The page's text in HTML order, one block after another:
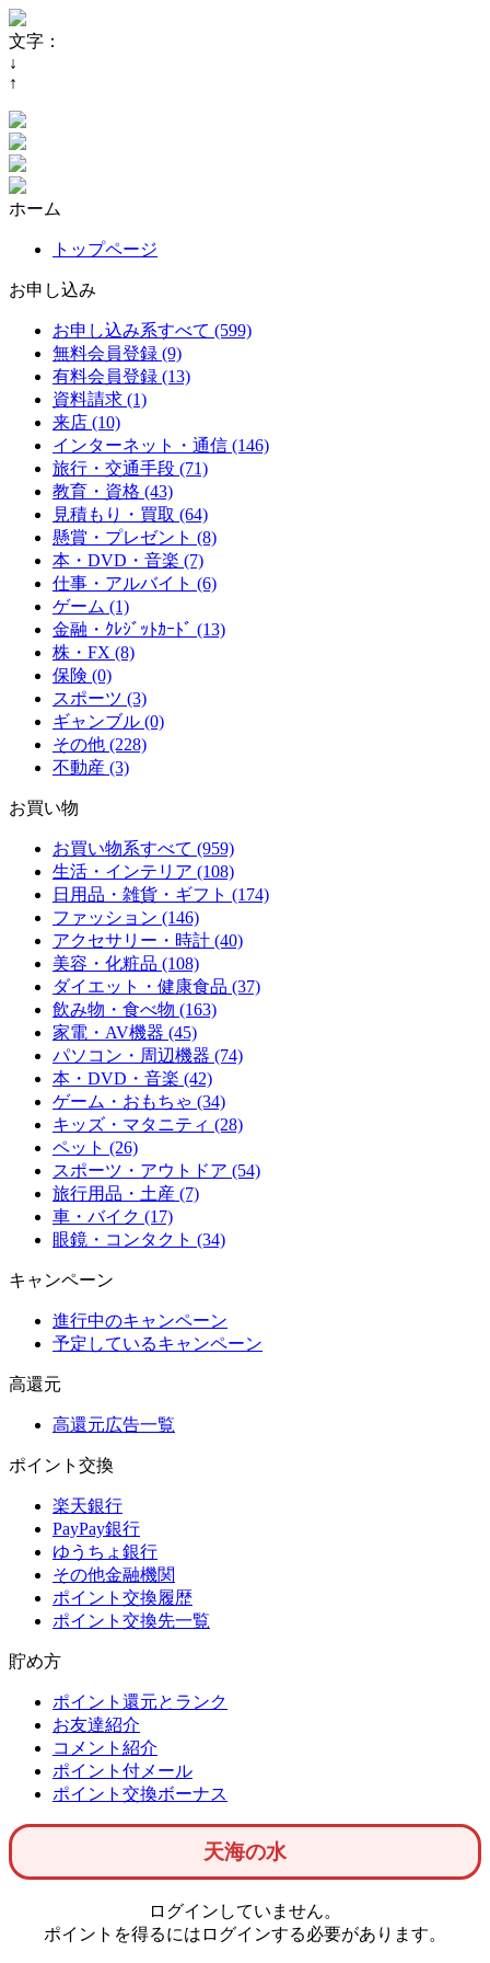
文字：
↓
↑
ホーム
トップページ
お申し込み
お申し込み系すべて (599)
無料会員登録 (9)
有料会員登録 (13)
資料請求 (1)
来店 (10)
インターネット・通信 (146)
旅行・交通手段 (71)
教育・資格 (43)
見積もり・買取 (64)
懸賞・プレゼント (8)
本・DVD・音楽 (7)
仕事・アルバイト (6)
ゲーム (1)
金融・ｸﾚｼﾞｯﾄｶｰﾄﾞ (13)
株・FX (8)
保険 (0)
スポーツ (3)
ギャンブル (0)
その他 (228)
不動産 (3)
お買い物
お買い物系すべて (959)
生活・インテリア (108)
日用品・雑貨・ギフト (174)
ファッション (146)
アクセサリー・時計 (40)
美容・化粧品 (108)
ダイエット・健康食品 (37)
飲み物・食べ物 (163)
家電・AV機器 (45)
パソコン・周辺機器 (74)
本・DVD・音楽 (42)
ゲーム・おもちゃ (34)
キッズ・マタニティ (28)
ペット (26)
スポーツ・アウトドア (54)
旅行用品・土産 (7)
車・バイク (17)
眼鏡・コンタクト (34)
キャンペーン
進行中のキャンペーン
予定しているキャンペーン
高還元
高還元広告一覧
ポイント交換
楽天銀行
PayPay銀行
ゆうちょ銀行
その他金融機関
ポイント交換履歴
ポイント交換先一覧
貯め方
ポイント還元とランク
お友達紹介
コメント紹介
ポイント付メール
ポイント交換ボーナス
天海の水
ログインしていません。
ポイントを得るにはログインする必要があります。